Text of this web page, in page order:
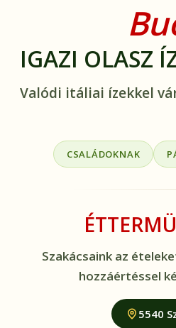
IGAZI OLASZ
Valódi itáliai ízekkel
CSALÁDOKNAK
Szakácsaink az
hozzáértéssel
5540